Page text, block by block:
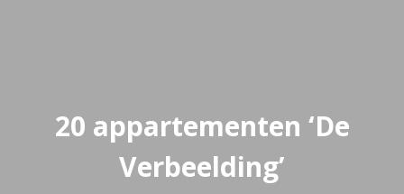
20 appartementen ‘De
Verbeelding’